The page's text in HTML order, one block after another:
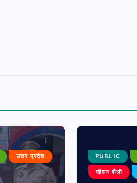
उत्तर प्रदेश PUBLIC
जीवन शैली